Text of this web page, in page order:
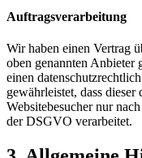
Auftragsverarbeitung
Wir haben einen Vertrag
oben genannten Anbieter
einen
gewährleistet, dass dieser
Websitebesucher nur
der DSGVO verarbeitet.